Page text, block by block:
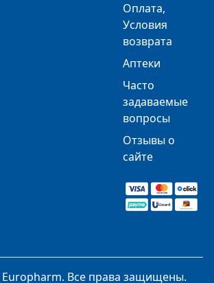
Оплата,
Условия
возврата
Аптеки
Часто
задаваемые
вопросы
Отзывы о
сайте
Europharm. Все права защищены.